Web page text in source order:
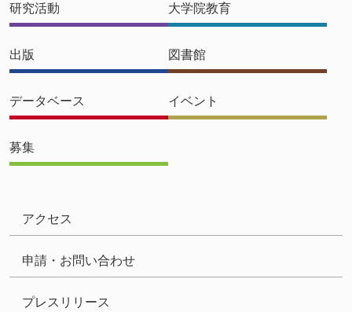
研究活動 大学院教育
出版 図書館
データベース イベント
募集
アクセス
申請・お問い合わせ
プレスリリース